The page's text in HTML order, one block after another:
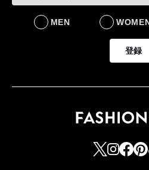
MEN
登録